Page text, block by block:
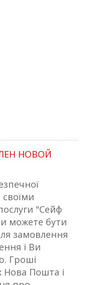
НОВОЙ
"Сейф
можете бути
замовлення
і Ви
Гроші
Нова Пошта і